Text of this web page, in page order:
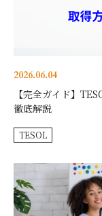
2026.06.04
【完全ガイド】
徹底解説
TESOL